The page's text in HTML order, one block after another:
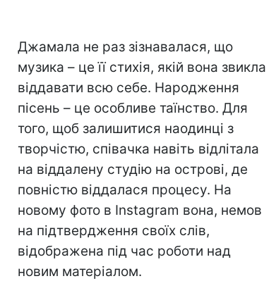
Джамала не раз зізнавалася, що
музика – це її стихія, якій вона звикла
віддавати всю себе. Народження
пісень – це особливе таїнство. Для
того, щоб залишитися наодинці з
творчістю, співачка навіть відлітала
на віддалену студію на острові, де
повністю віддалася процесу. На
новому фото в Instagram вона, немов
на підтвердження своїх слів,
відображена під час роботи над
новим матеріалом.